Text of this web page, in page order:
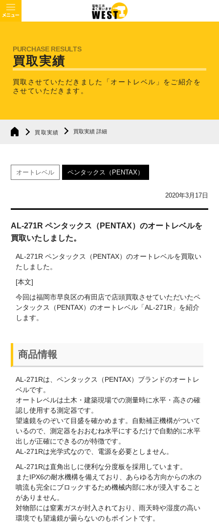
買取実績
買取させていただきました「オートレベル」を ご紹介を
させていただきます。
買取実績 買取実績 詳細
オートレベル ペンタックス（PENTAX）
2020年3月17日
AL-271R ペンタックス（PENTAX）のオートレベルを
買取いたしました。
AL-271R ペンタックス（PENTAX）のオートレベルを買取い
たしました。
[本文]
今回は福岡市早良区の有田店で店頭買取させていただいたペ
ンタックス（PENTAX）のオートレベル「AL-271R」を紹介
します。
商品情報
AL-271Rは、ペンタックス（PENTAX）ブランドのオートレ
ベルです。
オートレベルは土木・建築現場での測量時に水平・高さの確
認し使用する測定器です。
望遠鏡をのぞいて目盛を確かめます。自動補正機構がついて
いるので、測定器をおおむね水平にするだけで自動的に水平
出しが正確にできるのが特徴です。
AL-271Rは光学式なので、電源を必要としません。
AL-271Rは直角出しに便利な分度板を採用しています。
またIPX6の耐水機構を備えており、あらゆる方向からの水の
噴流も完全にブロックするため機械内部に水が浸入すること
がありません。
対物部には窒素ガスが封入されており、雨天時や湿度の高い
環境でも望遠鏡が曇らないのもポイントです。